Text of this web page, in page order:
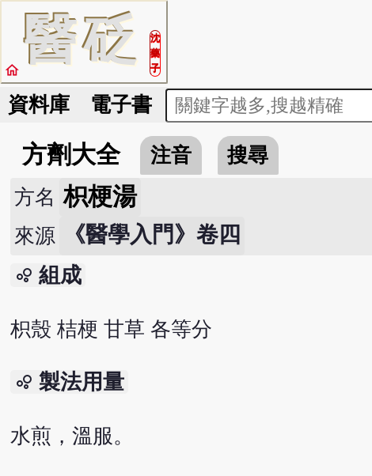
醫砭
沈
藥
子
home
資料庫 電子書
方劑大全 注音 搜尋
方名 枳梗湯
來源 《醫學入門》卷四
bubble_chart 組成
枳殼 桔梗 甘草 各等分
bubble_chart 製法用量
水煎，溫服。